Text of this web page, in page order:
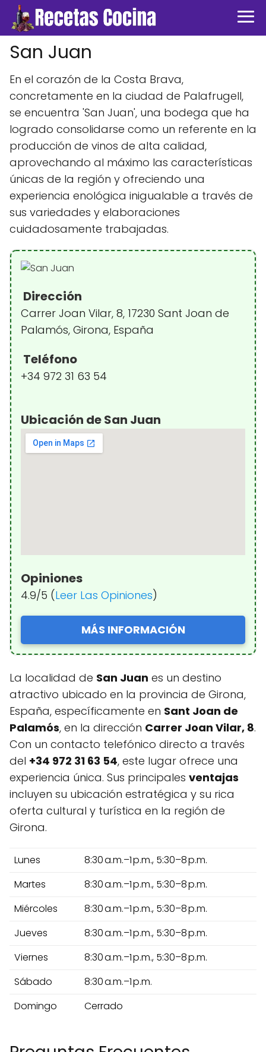
San Juan
En el corazón de la Costa Brava,
concretamente en la ciudad de Palafrugell,
se encuentra 'San Juan', una bodega que ha
logrado consolidarse como un referente en la
producción de vinos de alta calidad,
aprovechando al máximo las características
únicas de la región y ofreciendo una
experiencia enológica inigualable a través de
sus variedades y elaboraciones
cuidadosamente trabajadas.
Dirección
Carrer Joan Vilar, 8, 17230 Sant Joan de
Palamós, Girona, España
Teléfono
+34 972 31 63 54
Ubicación de San Juan
Opiniones
4.9/5 (Leer Las Opiniones)
MÁS INFORMACIÓN
La localidad de San Juan es un destino
atractivo ubicado en la provincia de Girona,
España, específicamente en Sant Joan de
Palamós, en la dirección Carrer Joan Vilar, 8.
Con un contacto telefónico directo a través
del +34 972 31 63 54, este lugar ofrece una
experiencia única. Sus principales ventajas
incluyen su ubicación estratégica y su rica
oferta cultural y turística en la región de
Girona.
Lunes
8:30 a.m.–1 p.m., 5:30–8 p.m.
Martes
8:30 a.m.–1 p.m., 5:30–8 p.m.
Miércoles
8:30 a.m.–1 p.m., 5:30–8 p.m.
Jueves
8:30 a.m.–1 p.m., 5:30–8 p.m.
Viernes
8:30 a.m.–1 p.m., 5:30–8 p.m.
Sábado
8:30 a.m.–1 p.m.
Domingo
Cerrado